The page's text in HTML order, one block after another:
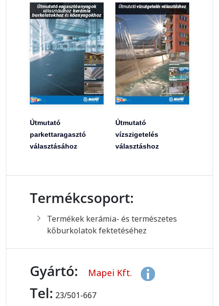
Útmutató
parkettaragasztó
választásához
Útmutató
vízszigetelés
választáshoz
Termékcsoport:
Termékek kerámia- és természetes
kőburkolatok fektetéséhez
Gyártó: Mapei Kft.
Tel: 23/501-667